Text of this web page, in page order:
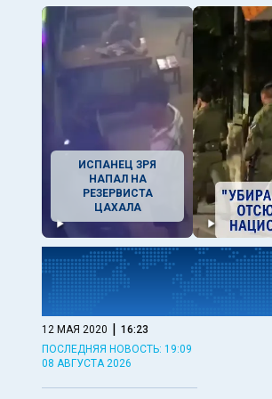
ИСПАНЕЦ ЗРЯ
НАПАЛ НА
РЕЗЕРВИСТА
ЦАХАЛА
12 МАЯ 2020 | 16:23
ПОСЛЕДНЯЯ НОВОСТЬ: 19:09
08 АВГУСТА 2026